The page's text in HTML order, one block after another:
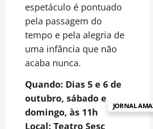
espetáculo é pontuado
pela passagem do
tempo e pela alegria de
uma infância que não
acaba nunca.
Quando: Dias 5 e 6 de
outubro, sábado e
domingo, às 11h
Local: Teatro Sesc
JORNAL